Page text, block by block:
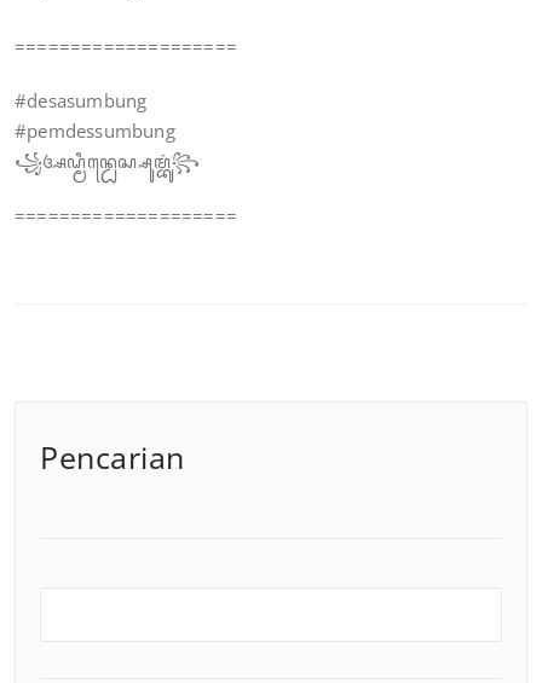
====================
#desasumbung
#pemdessumbung
꧁ꦄꦝ꧀ꦩꦶꦤ꧀ꦝꦺꦱ꧀ꦱꦸꦩ꧀ꦧꦸꦁ꧂
====================
Pencarian